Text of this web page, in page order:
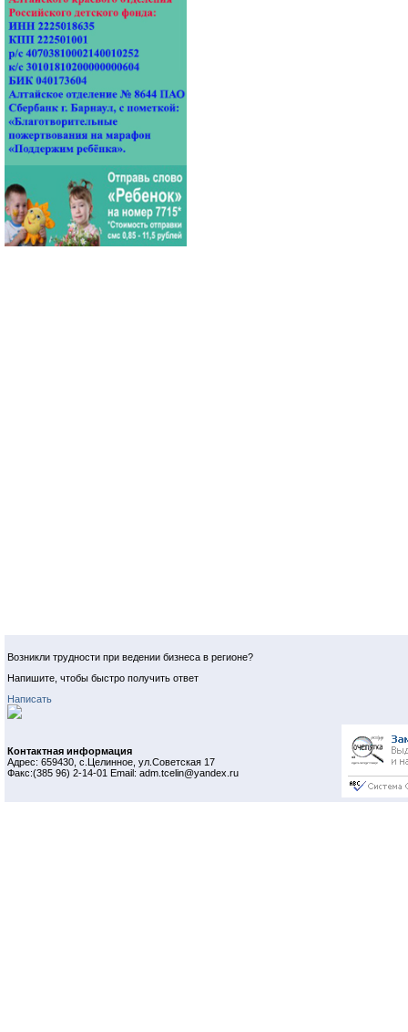
Возникли трудности при ведении бизнеса в регионе?
Напишите, чтобы быстро получить ответ
Написать
Контактная информация
Адрес: 659430, с.Целинное, ул.Советская 17
Факс:(385 96) 2-14-01 Email: adm.tcelin@yandex.ru